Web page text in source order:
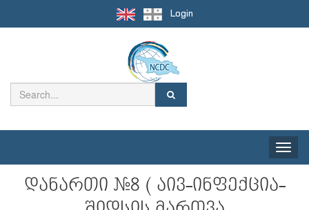
Login
Toggle
დანართი #8 ( აივ-ინფექცია-